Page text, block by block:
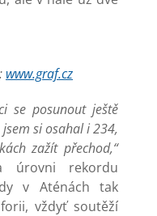
www.graf.cz
se posunout ještě
si osahal i 234,
zažít přechod,“
úrovni rekordu
v Aténách tak
vždyť soutěží